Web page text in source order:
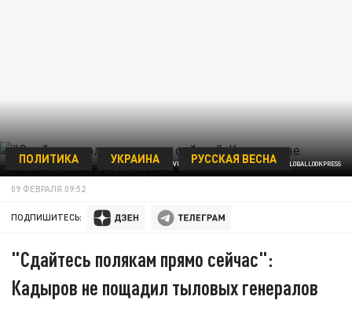
PRAVDA KOMSOMOLSKAYA/RUSSIAN LOOK/GLOBALLOOKPRESS
ПОЛИТИКА УКРАИНА РУССКАЯ ВЕСНА
09 ФЕВРАЛЯ 09:52
ПОДПИШИТЕСЬ:
"Сдайтесь полякам прямо сейчас":
Кадыров не пощадил тыловых генералов